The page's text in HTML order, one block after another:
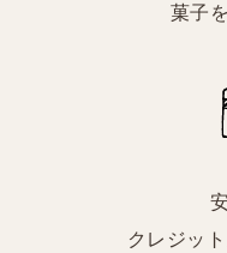
菓子
クレジッ